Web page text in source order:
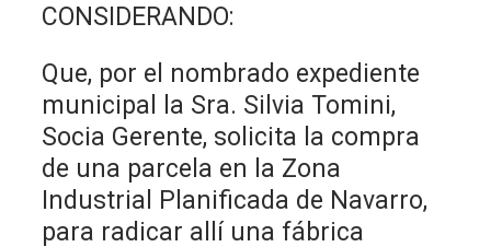
CONSIDERANDO:
Que, por el nombrado expediente
municipal la Sra. Silvia Tomini,
Socia Gerente, solicita la compra
de una parcela en la Zona
Industrial Planificada de Navarro,
para radicar allí una fábrica